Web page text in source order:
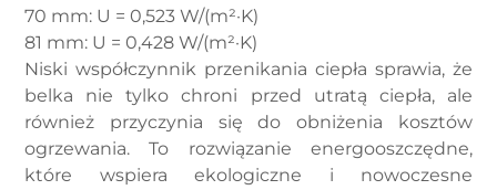
70 mm: U = 0,523 W/(m²·K)
81 mm: U = 0,428 W/(m²·K)
Niski współczynnik przenikania ciepła sprawia, że
belka nie tylko chroni przed utratą ciepła, ale
również przyczynia się do obniżenia kosztów
ogrzewania. To rozwiązanie energooszczędne,
które wspiera ekologiczne i nowoczesne